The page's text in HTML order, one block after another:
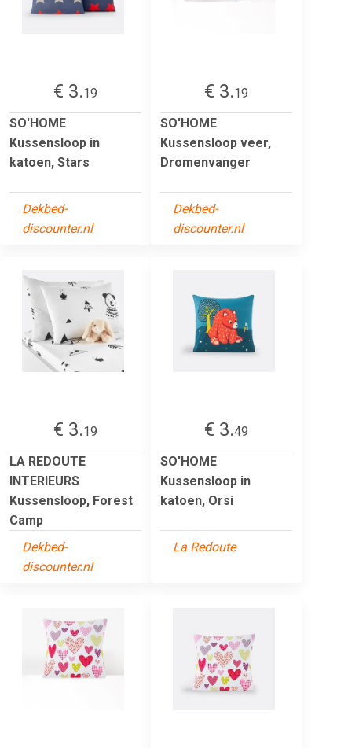
€ 3.19
SO'HOME
Kussensloop in
katoen, Stars
Dekbed-
discounter.nl
€ 3.19
SO'HOME
Kussensloop veer,
Dromenvanger
Dekbed-
discounter.nl
€ 3.19
LA REDOUTE
INTERIEURS
Kussensloop, Forest
Camp
Dekbed-
discounter.nl
€ 3.49
SO'HOME
Kussensloop in
katoen, Orsi
La Redoute